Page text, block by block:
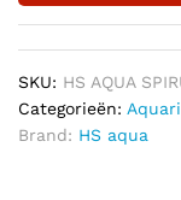
SKU: HS AQUA
Categorieën:
Brand: HS aqua